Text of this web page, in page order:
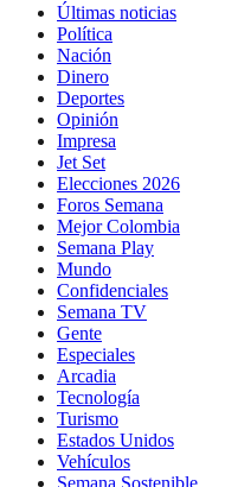
Últimas noticias
Política
Nación
Dinero
Deportes
Opinión
Impresa
Jet Set
Elecciones 2026
Foros Semana
Mejor Colombia
Semana Play
Mundo
Confidenciales
Semana TV
Gente
Especiales
Arcadia
Tecnología
Turismo
Estados Unidos
Vehículos
Semana Sostenible